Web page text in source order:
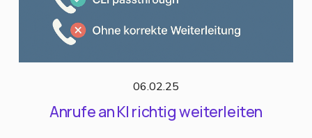
06.02.25
Anrufe an KI richtig weiterleiten